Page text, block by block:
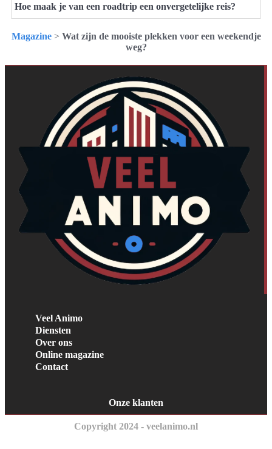
Hoe maak je van een roadtrip een onvergetelijke reis?
Magazine> Wat zijn de mooiste plekken voor een weekendje
weg?
Veel Animo
Diensten
Over ons
Online magazine
Contact
Onze klanten
Copyright 2024 - veelanimo.nl